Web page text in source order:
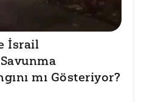
İsrail
mı Gösteriyor?